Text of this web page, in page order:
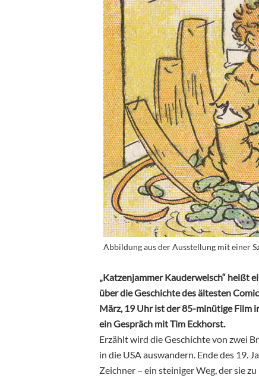
Abbildung aus der Ausstellung mit einer
„Katzenjammer Kauderwelsch“ heißt
über die Geschichte des ältesten
März, 19 Uhr ist der 85-minütige Film
ein Gespräch mit Tim Eckhorst.
Erzählt wird die Geschichte von zwei
in die USA auswandern. Ende des 19.
Zeichner – ein steiniger Weg, der sie